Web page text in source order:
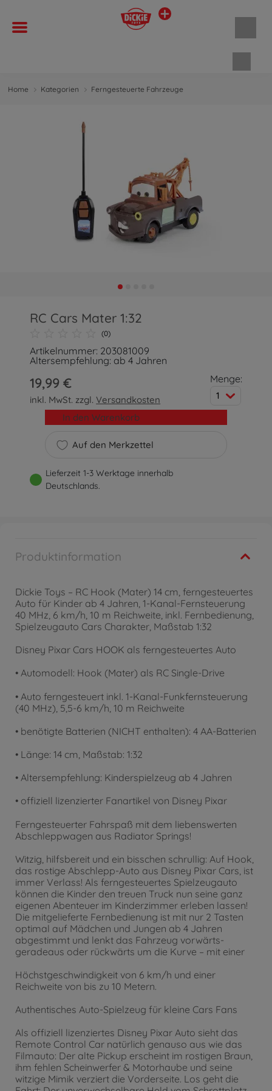
Home Kategorien Ferngesteuerte Fahrzeuge
RC Cars Mater 1:32
(0)
Artikelnummer: 203081009
Altersempfehlung: ab 4 Jahren
19,99 €
inkl. MwSt. zzgl.Versandkosten
Menge:
1
Auf den Merkzettel
In den Warenkorb
Lieferzeit 1-3 Werktage innerhalb
Deutschlands.
Produktinformation
Dickie Toys – RC Hook (Mater) 14 cm, ferngesteuertes
Auto für Kinder ab 4 Jahren, 1-Kanal-Fernsteuerung
40 MHz, 6 km/h, 10 m Reichweite, inkl. Fernbedienung,
Spielzeugauto Cars Charakter, Maßstab 1:32
Disney Pixar Cars HOOK als ferngesteuertes Auto
• Automodell: Hook (Mater) als RC Single-Drive
• Auto ferngesteuert inkl. 1-Kanal-Funkfernsteuerung
(40 MHz), 5,5-6 km/h, 10 m Reichweite
• benötigte Batterien (NICHT enthalten): 4 AA-Batterien
• Länge: 14 cm, Maßstab: 1:32
• Altersempfehlung: Kinderspielzeug ab 4 Jahren
• offiziell lizenzierter Fanartikel von Disney Pixar
Ferngesteuerter Fahrspaß mit dem liebenswerten
Abschleppwagen aus Radiator Springs!
Witzig, hilfsbereit und ein bisschen schrullig: Auf Hook,
das rostige Abschlepp-Auto aus Disney Pixar Cars, ist
immer Verlass! Als ferngesteuertes Spielzeugauto
können die Kinder den treuen Truck nun seine ganz
eigenen Abenteuer im Kinderzimmer erleben lassen!
Die mitgelieferte Fernbedienung ist mit nur 2 Tasten
optimal auf Mädchen und Jungen ab 4 Jahren
abgestimmt und lenkt das Fahrzeug vorwärts-
geradeaus oder rückwärts um die Kurve – mit einer
Höchstgeschwindigkeit von 6 km/h und einer
Reichweite von bis zu 10 Metern.
Authentisches Auto-Spielzeug für kleine Cars Fans
Als offiziell lizenziertes Disney Pixar Auto sieht das
Remote Control Car natürlich genauso aus wie das
Filmauto: Der alte Pickup erscheint im rostigen Braun,
ihm fehlen Scheinwerfer & Motorhaube und seine
witzige Mimik verziert die Vorderseite. Los geht die